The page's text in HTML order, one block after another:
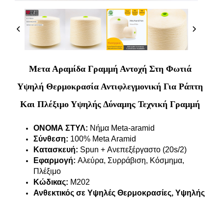
Μετα Αραμίδα Γραμμή Αντοχή Στη Φωτιά
Υψηλή Θερμοκρασία Αντιφλεγμονική Για Ράπτη
Και Πλέξιμο Υψηλής Δύναμης Τεχνική Γραμμή
ΟΝΟΜΑ ΣΤΥΛ: Νήμα Meta-aramid
Σύνθεση: 100% Meta Aramid
Κατασκευή: Spun + Ανεπεξέργαστο (20s/2)
Εφαρμογή: Αλεύρα, Συρράβιση, Κόσμημα,
Πλέξιμο
Κώδικας: M202
Ανθεκτικός σε Υψηλές Θερμοκρασίες, Υψηλής